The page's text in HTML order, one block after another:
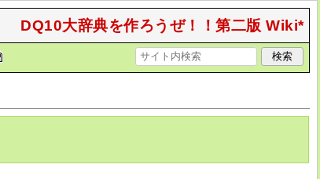
DQ10大辞典を作ろうぜ！！第二版 Wiki*